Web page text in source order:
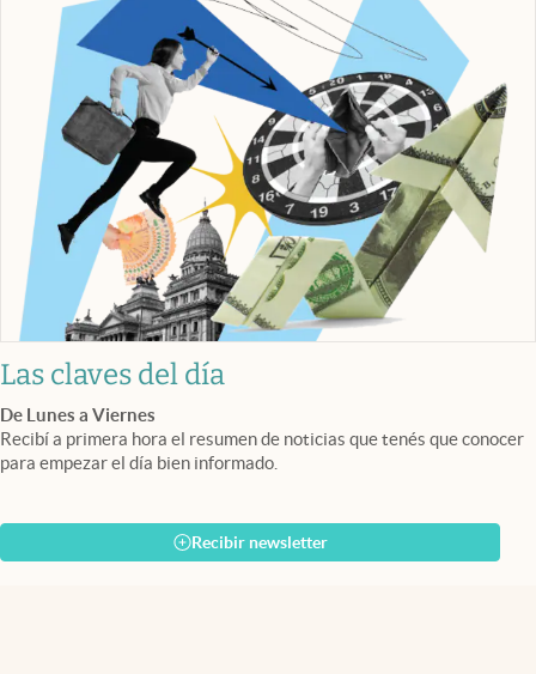
Las claves del día
De Lunes a Viernes
Recibí a primera hora el resumen de noticias que tenés que conocer
para empezar el día bien informado.
Recibir newsletter